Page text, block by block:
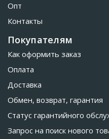
Опт
Контакты
Покупателям
Как оформить заказ
Оплата
Доставка
Обмен, возврат, гарантия
Статус гарантийного
Запрос на поиск нового